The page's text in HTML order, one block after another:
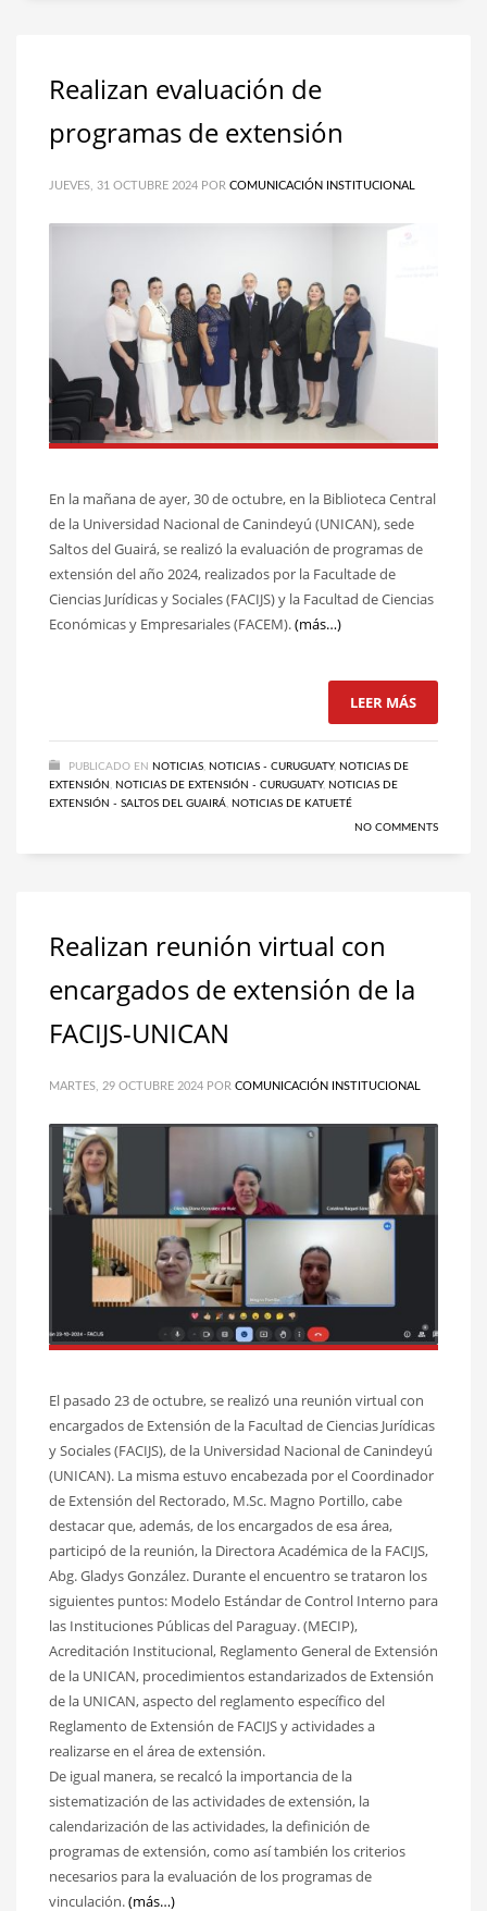
Realizan evaluación de
programas de extensión
JUEVES, 31 OCTUBRE 2024 POR COMUNICACIÓN INSTITUCIONAL
En la mañana de ayer, 30 de octubre, en la Biblioteca Central
de la Universidad Nacional de Canindeyú (UNICAN), sede
Saltos del Guairá, se realizó la evaluación de programas de
extensión del año 2024, realizados por la Facultade de
Ciencias Jurídicas y Sociales (FACIJS) y la Facultad de Ciencias
Económicas y Empresariales (FACEM).(más…)
LEER MÁS
PUBLICADO EN NOTICIAS, NOTICIAS - CURUGUATY, NOTICIAS DE
EXTENSIÓN , NOTICIAS DE EXTENSIÓN - CURUGUATY, NOTICIAS DE
EXTENSIÓN - SALTOS DEL GUAIRÁ, NOTICIAS DE KATUETÉ
NO COMMENTS
Realizan reunión virtual con
encargados de extensión de la
FACIJS-UNICAN
MARTES, 29 OCTUBRE 2024 POR COMUNICACIÓN INSTITUCIONAL
El pasado 23 de octubre, se realizó una reunión virtual con
encargados de Extensión de la Facultad de Ciencias Jurídicas
y Sociales (FACIJS), de la Universidad Nacional de Canindeyú
(UNICAN). La misma estuvo encabezada por el Coordinador
de Extensión del Rectorado, M.Sc. Magno Portillo, cabe
destacar que, además, de los encargados de esa área,
participó de la reunión, la Directora Académica de la FACIJS,
Abg. Gladys González. Durante el encuentro se trataron los
siguientes puntos: Modelo Estándar de Control Interno para
las Instituciones Públicas del Paraguay. (MECIP),
Acreditación Institucional, Reglamento General de Extensión
de la UNICAN, procedimientos estandarizados de Extensión
de la UNICAN, aspecto del reglamento específico del
Reglamento de Extensión de FACIJS y actividades a
realizarse en el área de extensión.
De igual manera, se recalcó la importancia de la
sistematización de las actividades de extensión, la
calendarización de las actividades, la definición de
programas de extensión, como así también los criterios
necesarios para la evaluación de los programas de
vinculación.(más…)